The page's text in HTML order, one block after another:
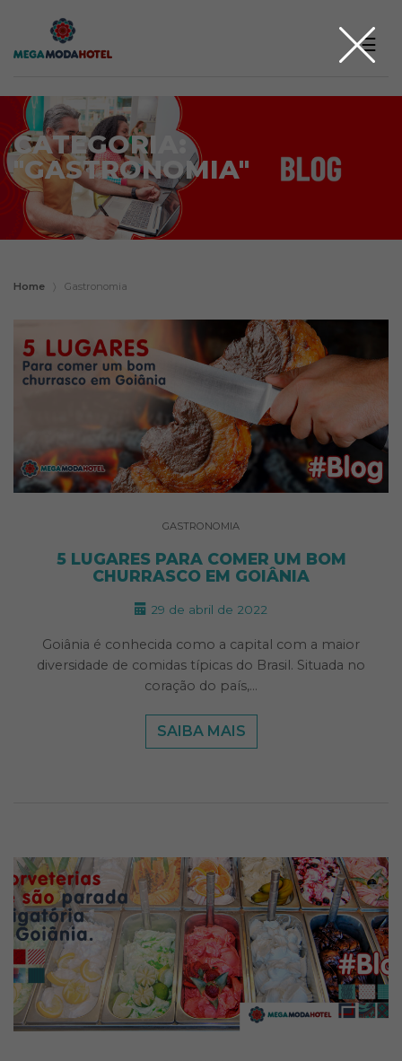
☰
CATEGORIA:
"GASTRONOMIA"
Home 〉 Gastronomia
GASTRONOMIA
5 LUGARES PARA COMER UM BOM
CHURRASCO EM GOIÂNIA
29 de abril de 2022
Goiânia é conhecida como a capital com a maior
diversidade de comidas típicas do Brasil. Situada no
coração do país,…
SAIBA MAIS